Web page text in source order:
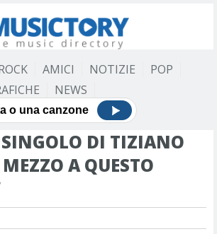
AMICI NOTIZIE
POP
NEWS
DI TIZIANO
A QUESTO